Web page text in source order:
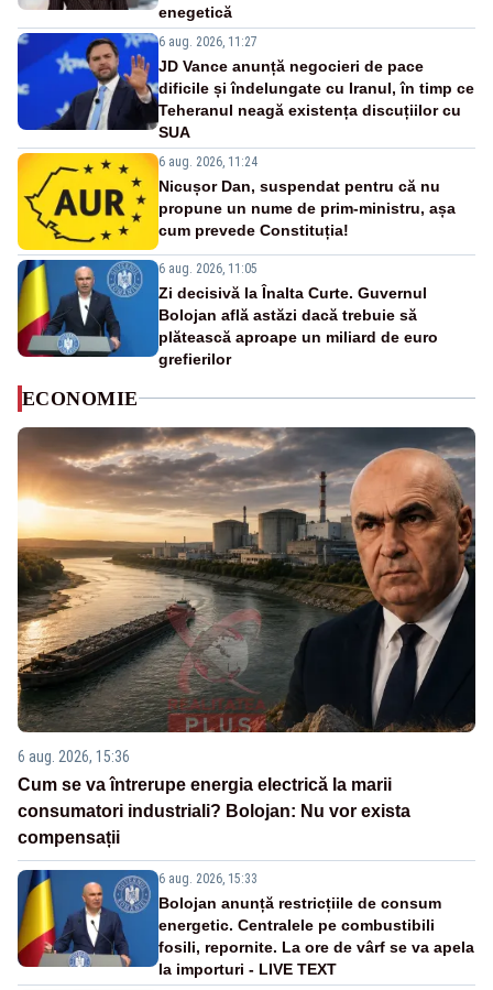
enegetică
6 aug. 2026, 11:27
JD Vance anunță negocieri de pace
dificile și îndelungate cu Iranul, în timp ce
Teheranul neagă existența discuțiilor cu
SUA
6 aug. 2026, 11:24
Nicușor Dan, suspendat pentru că nu
propune un nume de prim-ministru, așa
cum prevede Constituția!
6 aug. 2026, 11:05
Zi decisivă la Înalta Curte. Guvernul
Bolojan află astăzi dacă trebuie să
plătească aproape un miliard de euro
grefierilor
ECONOMIE
6 aug. 2026, 15:36
Cum se va întrerupe energia electrică la marii
consumatori industriali? Bolojan: Nu vor exista
compensații
6 aug. 2026, 15:33
Bolojan anunță restricțiile de consum
energetic. Centralele pe combustibili
fosili, repornite. La ore de vârf se va apela
la importuri - LIVE TEXT